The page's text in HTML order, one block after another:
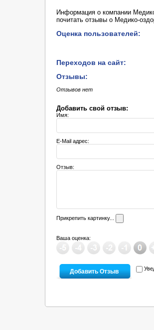
Информация о компании
почитать отзывы о Медико-
Оценка пользователей:
Переходов на сайт:
Отзывы:
Отзывов нет
Добавить свой отзыв:
Имя:
E-Mail адрес:
Отзыв:
Прикрепить картинку...
Ваша оценка: